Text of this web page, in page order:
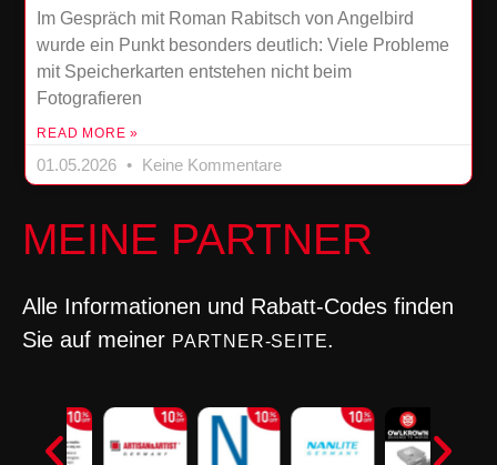
Im Gespräch mit Roman Rabitsch von Angelbird
wurde ein Punkt besonders deutlich: Viele Probleme
mit Speicherkarten entstehen nicht beim
Fotografieren
READ MORE »
01.05.2026 Keine Kommentare
MEINE PARTNER
Alle Informationen und Rabatt-Codes finden
Sie auf meiner PARTNER-SEITE.